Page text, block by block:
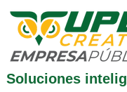
Soluciones